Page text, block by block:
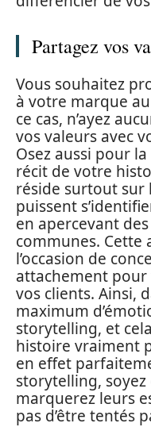
Partagez vos
Vous souhaitez
à votre marque
ce cas, n’ayez
vos valeurs avec
Osez aussi pour
récit de votre
réside surtout sur
puissent
en apercevant
communes. Cette
l’occasion de
attachement pour
vos clients. Ainsi,
maximum
storytelling, et
histoire vraiment
en effet
storytelling,
marquerez leurs
pas d’être tentés